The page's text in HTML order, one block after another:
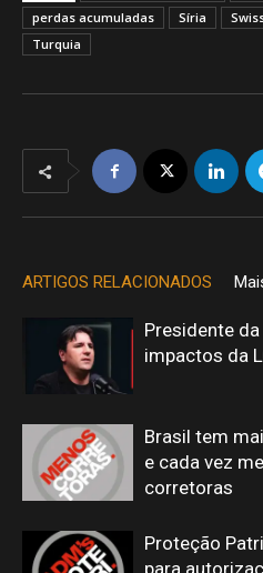
perdas acumuladas
Síria
Turquia
ARTIGOS RELACIONADOS
Presidente da
impactos da
Brasil tem
e cada vez
corretoras
Proteção
para